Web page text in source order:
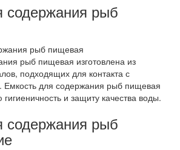
содержания рыб
рыб пищевая изготовлена из
подходящих для контакта с
Емкость для содержания рыб пищевая
гигиеничность и защиту качества воды.
содержания рыб